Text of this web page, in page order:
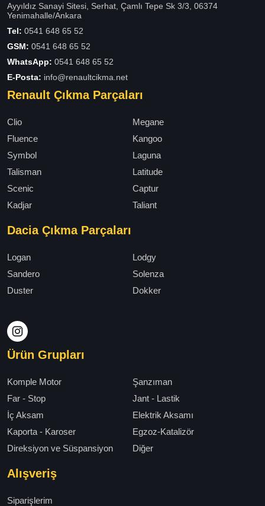
Ayyıldız Sanayi Sitesi, Serhat, Çamlı Tepe Sk 3/3, 06374
Yenimahalle/Ankara
Tel: 0541 648 65 52
GSM: 0541 648 65 52
WhatsApp: 0541 648 65 52
E-Posta: info@renaultcikma.net
Renault Çıkma Parçaları
Clio
Megane
Fluence
Kangoo
Symbol
Laguna
Talisman
Latitude
Scenic
Captur
Kadjar
Taliant
Dacia Çıkma Parçaları
Logan
Lodgy
Sandero
Solenza
Duster
Dokker
Ürün Grupları
Komple Motor
Şanzıman
Far - Stop
Jant - Lastik
İç Aksam
Elektrik Aksamı
Kaporta - Karoser
Egzoz-Katalizör
Direksiyon ve Süspansiyon
Diğer
Alışveriş
Siparişlerim